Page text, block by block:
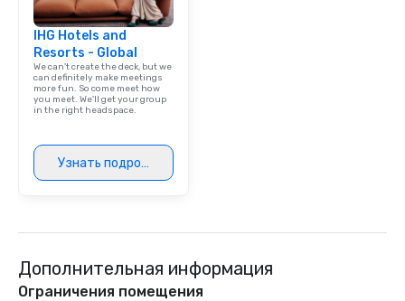
IHG Hotels and
Resorts - Global
We can't create the deck, but we
can definitely make meetings
more fun. So come meet how
you meet. We'll get your group
in the right headspace.
Узнать подробнее
Дополнительная информация
Ограничения помещения